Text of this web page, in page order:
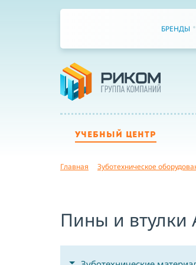
БРЕНДЫ
УЧЕБНЫЙ ЦЕНТР
Главная Зуботехническое
Пины и втулки